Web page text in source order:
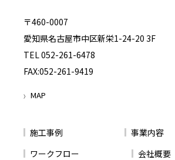
〒460-0007
愛知県名古屋市中区新栄1-24-20 3F
TEL 052-261-6478
FAX:052-261-9419
〉 MAP
施工事例
事業内容
ワークフロー
会社概要